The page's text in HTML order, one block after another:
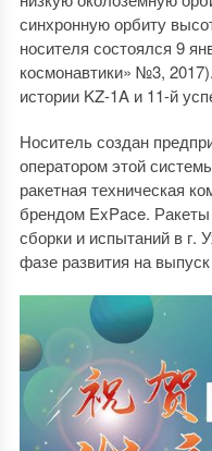
синхронную орбиту
носителя состоялся 9
космонавтики» №3,
истории KZ-1A и 11-й
Носитель создан
оператором этой
ракетная техническая
брендом ExPace.
сборки и испытаний в г.
фазе развития на